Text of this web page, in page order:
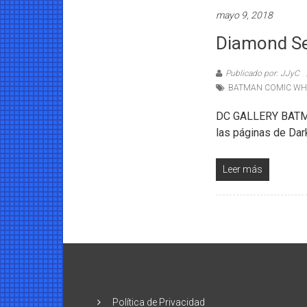
mayo 9, 2018
Diamond
Publicado por: JJyC
BATMAN COMIC
DC GALLERY
las páginas de
Leer más
Política de Privacidad